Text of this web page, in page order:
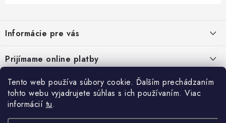
Tento web používa súbory cookie. Ďalším prechádzaním
tohto webu vyjadrujete súhlas s ich používaním. Viac
informácií tu.
p
ä
t
Informácie pre vás
Reklamačný poriadok - formulár
Kontakt
Prijímame online platby
Prihlásenie
E-mail
Facebook